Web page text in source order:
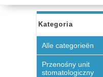
Kategoria
Alle categorieën
Przenośny unit
stomatologiczny